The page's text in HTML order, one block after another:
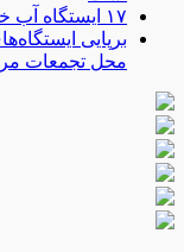
۱۷ ایستگاه آب خنک برای زائران اربعین در مهران
برپایی
محل تجمعات